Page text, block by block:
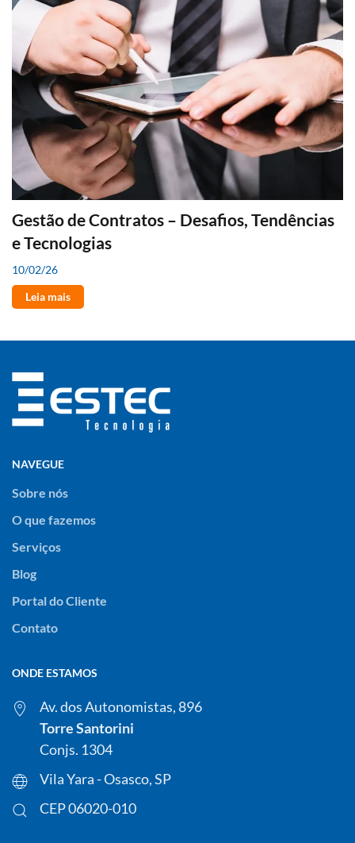
Gestão de Contratos – Desafios, Tendências
e Tecnologias
10/02/26
Leia mais
NAVEGUE
Sobre nós
O que fazemos
Serviços
Blog
Portal do Cliente
Contato
ONDE ESTAMOS
Av. dos Autonomistas, 896
Torre Santorini
Conjs. 1304
Vila Yara - Osasco, SP
CEP 06020-010